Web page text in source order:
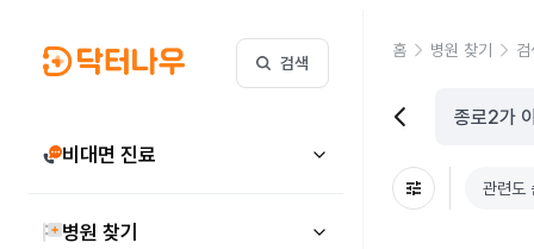
검색
비대면 진료
병원 찾기
홈 병원 찾기
관련도